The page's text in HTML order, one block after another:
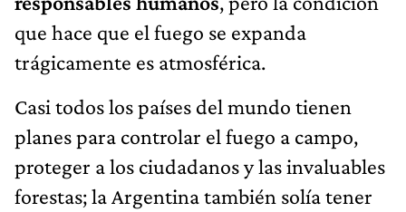
que hace que el fuego se expanda
trágicamente es atmosférica.
Casi todos los países del mundo tienen
planes para controlar el fuego a campo,
proteger a los ciudadanos y las invaluables
forestas; la Argentina también solía tener